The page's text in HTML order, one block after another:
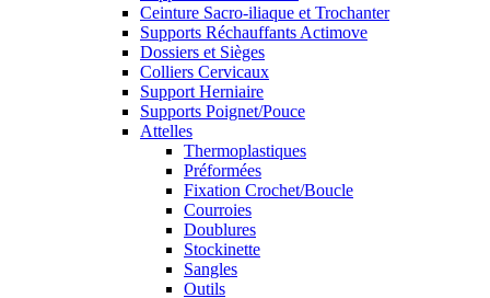
Ceinture Sacro-iliaque et Trochanter
Supports Réchauffants Actimove
Dossiers et Sièges
Colliers Cervicaux
Support Herniaire
Supports Poignet/Pouce
Attelles
Thermoplastiques
Préformées
Fixation Crochet/Boucle
Courroies
Doublures
Stockinette
Sangles
Outils